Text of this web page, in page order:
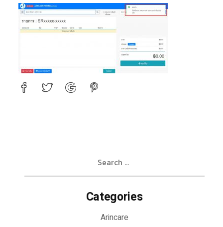
daaedd
Categories
Arincare